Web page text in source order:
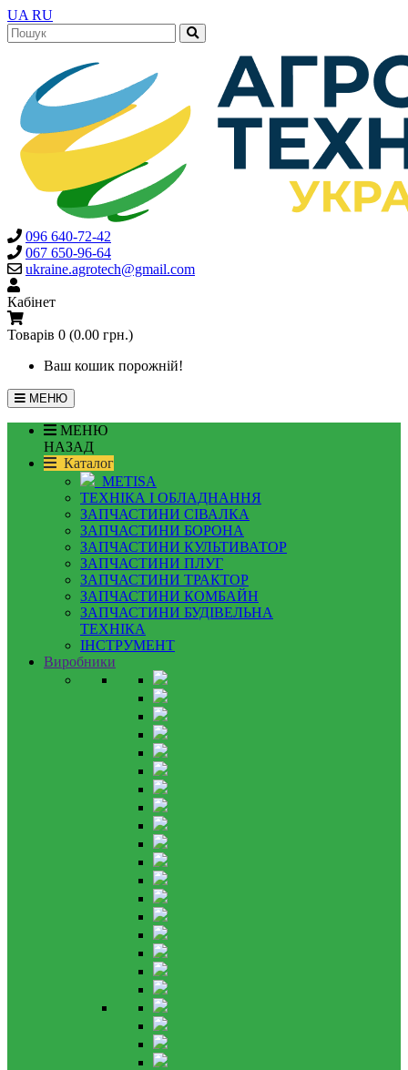
UA RU
096 640-72-42
067 650-96-64
ukraine.agrotech@gmail.com
Кабінет
Товарів 0 (0.00 грн.)
Ваш кошик порожній!
МЕНЮ
МЕНЮ
НАЗАД
Каталог
METISA
ТЕХНІКА І ОБЛАДНАННЯ
ЗАПЧАСТИНИ СІВАЛКА
ЗАПЧАСТИНИ БОРОНА
ЗАПЧАСТИНИ КУЛЬТИВАТОР
ЗАПЧАСТИНИ ПЛУГ
ЗАПЧАСТИНИ ТРАКТОР
ЗАПЧАСТИНИ КОМБАЙН
ЗАПЧАСТИНИ БУДІВЕЛЬНА
ТЕХНІКА
ІНСТРУМЕНТ
Виробники